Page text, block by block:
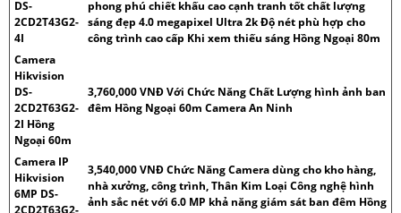
DS-
2CD2T43G2-
4I
phong phú chiết khấu cao cạnh tranh tốt chất lượng
sáng đẹp 4.0 megapixel Ultra 2k Độ nét phù hợp cho
công trình cao cấp Khi xem thiếu sáng Hồng Ngoại 80m
Camera
Hikvision
DS-
2CD2T63G2-
2I Hồng
Ngoại 60m
3,760,000 VNĐ Với Chức Năng Chất Lượng hình ảnh ban
đêm Hồng Ngoại 60m Camera An Ninh
Camera IP
Hikvision
6MP DS-
2CD2T63G2-
3,540,000 VNĐ Chức Năng Camera dùng cho kho hàng,
nhà xưởng, công trình, Thân Kim Loại Công nghệ hình
ảnh sắc nét với 6.0 MP khả năng giám sát ban đêm Hồng